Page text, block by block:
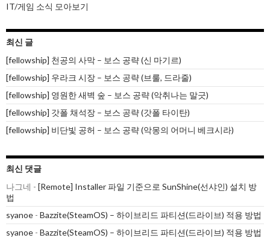
션IT/게임 소식 모아보기
최신 글
[fellowship] 천공의 사막 – 보스 공략 (신 마기르)
[fellowship] 우라크 시장 – 보스 공략 (브룰, 드라줄)
[fellowship] 영원한 새벽 숲 – 보스 공략 (악취나는 말긋)
[fellowship] 갓폴 채석장 – 보스 공략 (갓폴 타이탄)
[fellowship] 비단빛 공허 – 보스 공략 (악몽의 어머니 베크시라)
최신 댓글
나그네 - [Remote] Installer 파일 기준으로 SunShine(선샤인) 설치 방
법
syanoe - Bazzite(SteamOS) – 하이브리드 파티션(드라이브) 적용 방법
syanoe - Bazzite(SteamOS) – 하이브리드 파티션(드라이브) 적용 방법